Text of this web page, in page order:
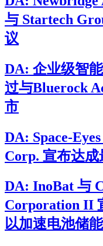
与 Startech
议
DA: 企业级智
过与Bluerock
市
DA: Space-
Corp. 宣布达
DA: InoBat 与
Corporation II
以加速电池储